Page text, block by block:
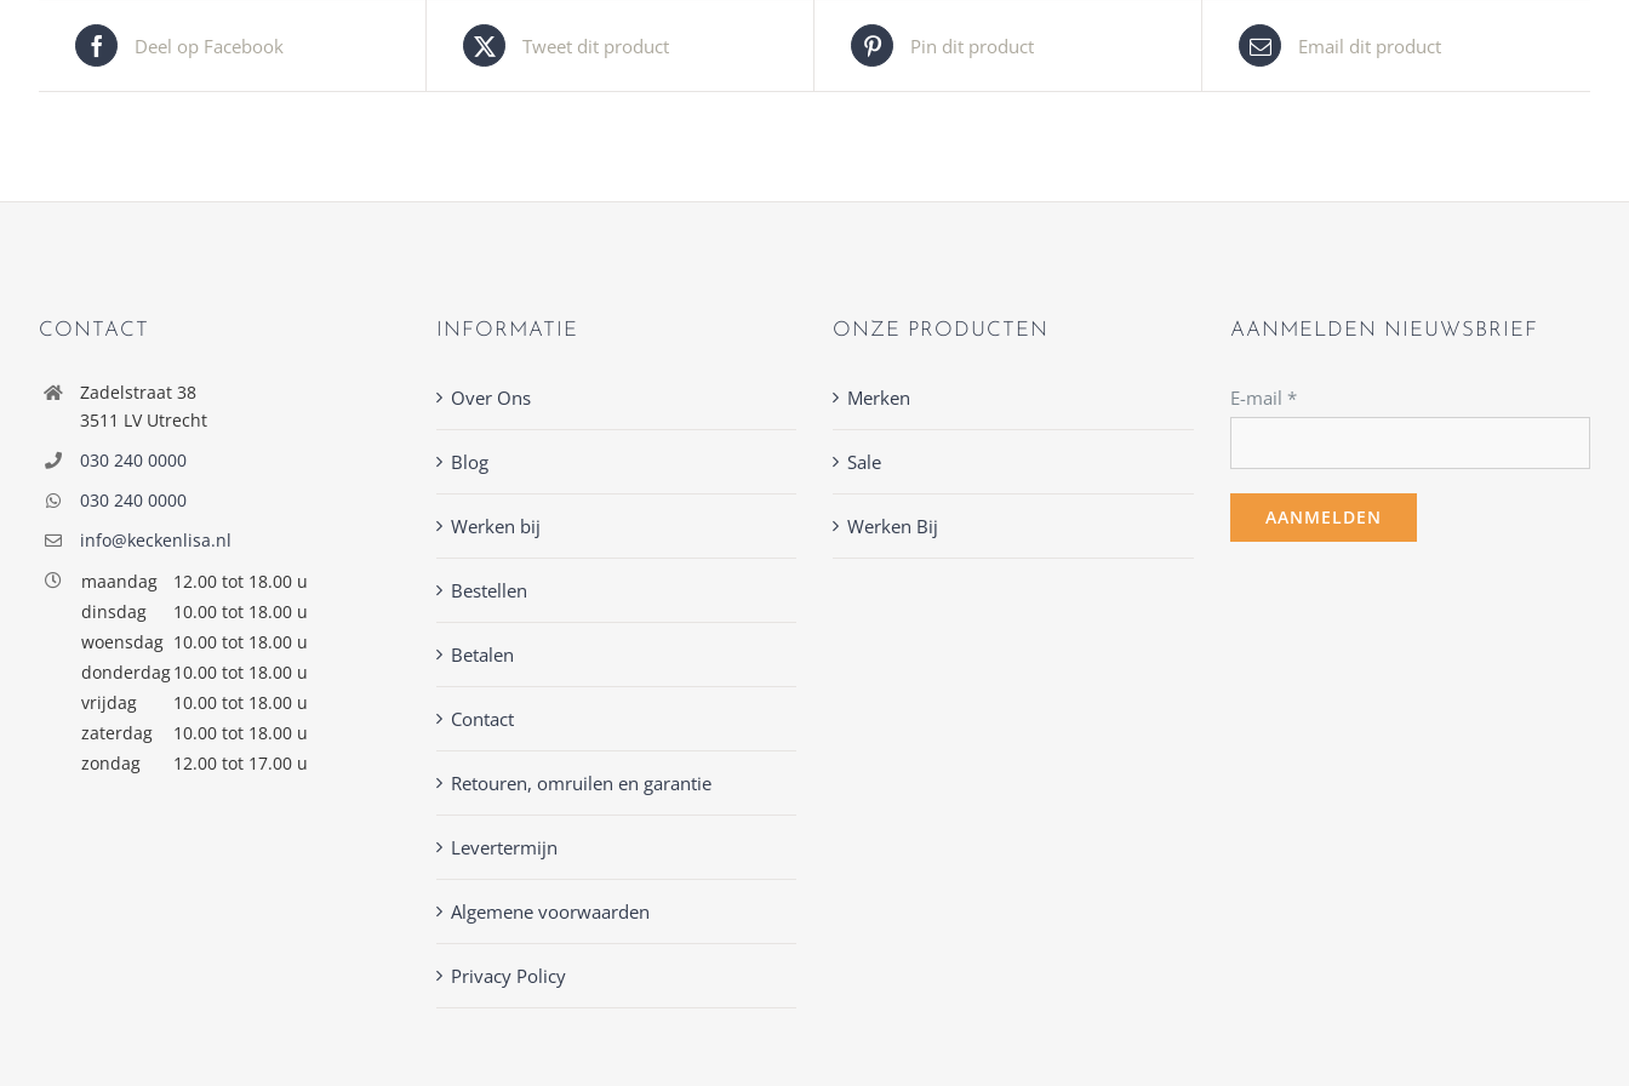
Deel op Facebook Tweet dit product Pin dit product Email dit product
CONTACT
Zadelstraat 38
3511 LV Utrecht
030 240 0000
030 240 0000
info@keckenlisa.nl
maandag
12.00 tot 18.00 u
dinsdag
10.00 tot 18.00 u
woensdag 10.00 tot 18.00 u
donderdag10.00 tot 18.00 u
vrijdag
10.00 tot 18.00 u
zaterdag
10.00 tot 18.00 u
zondag
12.00 tot 17.00 u
INFORMATIE
Over Ons
Blog
Werken bij
Bestellen
Betalen
Contact
Retouren, omruilen en garantie
Levertermijn
Algemene voorwaarden
Privacy Policy
ONZE PRODUCTEN
Merken
Sale
Werken Bij
AANMELDEN NIEUWSBRIEF
E-mail *